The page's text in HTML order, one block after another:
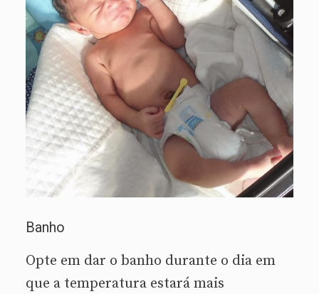
Banho
Opte em dar o banho durante o dia em
que a temperatura estará mais